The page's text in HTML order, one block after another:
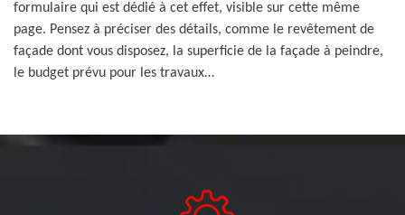
formulaire qui est dédié à cet effet, visible sur cette même
page. Pensez à préciser des détails, comme le revêtement de
façade dont vous disposez, la superficie de la façade à peindre,
le budget prévu pour les travaux…